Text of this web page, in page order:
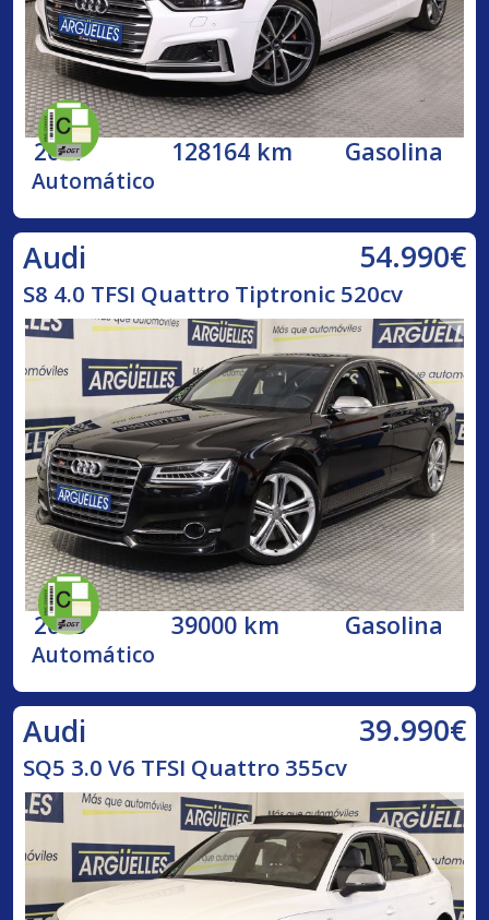
2017 128164 km Gasolina
Automático
Audi 54.990€
S8 4.0 TFSI Quattro Tiptronic 520cv
2015 39000 km Gasolina
Automático
Audi 39.990€
SQ5 3.0 V6 TFSI Quattro 355cv